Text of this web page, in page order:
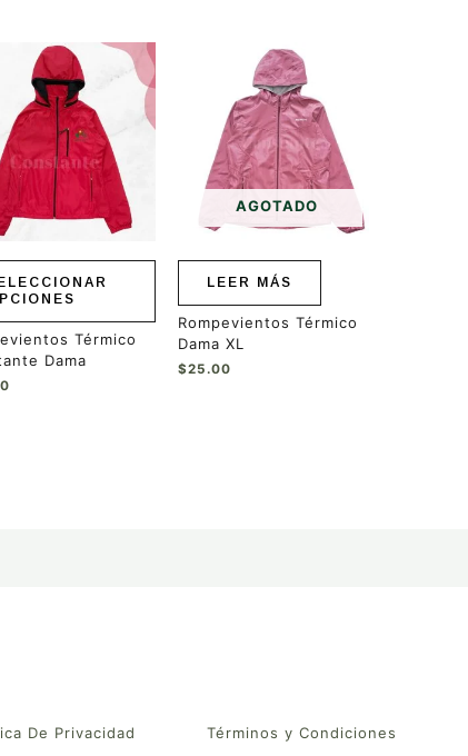
Térmico
Dama
AGOTADO
LEER MÁS
Rompevientos Térmico
Dama XL
$25.00
De Privacidad Términos y Condiciones